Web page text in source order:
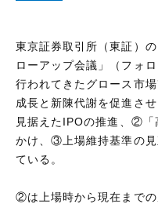
東京証券取引所（東証）
ローアップ会議」（フォ
行われてきたグロース市
成長と新陳代謝を促進さ
⾒据えたIPOの推進、②「
かけ、③上場維持基準の⾒
ている。
②は上場時から現在までの